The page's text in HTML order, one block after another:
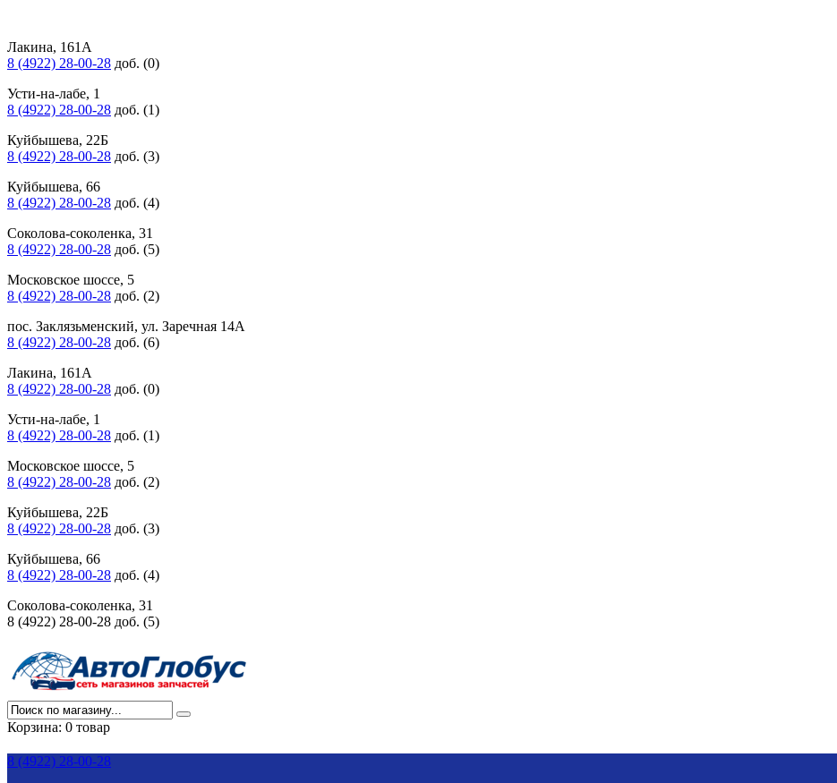
Лакина, 161А
8 (4922) 28-00-28 доб. (0)
Усти-на-лабе, 1
8 (4922) 28-00-28 доб. (1)
Куйбышева, 22Б
8 (4922) 28-00-28 доб. (3)
Куйбышева, 66
8 (4922) 28-00-28 доб. (4)
Соколова-соколенка, 31
8 (4922) 28-00-28 доб. (5)
Московское шоссе, 5
8 (4922) 28-00-28 доб. (2)
пос. Заклязьменский, ул. Заречная 14А
8 (4922) 28-00-28 доб. (6)
Лакина, 161А
8 (4922) 28-00-28 доб. (0)
Усти-на-лабе, 1
8 (4922) 28-00-28 доб. (1)
Московское шоссе, 5
8 (4922) 28-00-28 доб. (2)
Куйбышева, 22Б
8 (4922) 28-00-28 доб. (3)
Куйбышева, 66
8 (4922) 28-00-28 доб. (4)
Соколова-соколенка, 31
8 (4922) 28-00-28 доб. (5)
Корзина: 0 товар
8 (4922) 28-00-28